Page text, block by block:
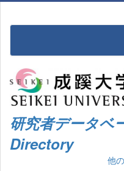
研究者データベ
Directory
他